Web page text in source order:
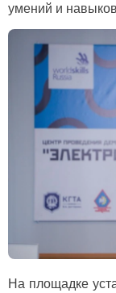
умений и
На площадке